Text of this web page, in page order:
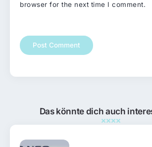
browser for the next time I comment.
Das könnte dich auch